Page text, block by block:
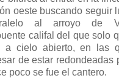
oeste buscando seguir
al arroyo de
califal del que solo
a cielo abierto, en las
de estar redondeadas
poco se fue el cantero.